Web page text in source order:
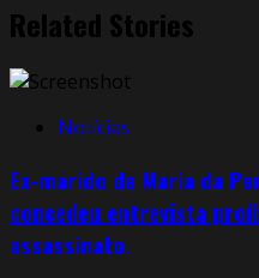
Related Stories
Notícias
Ex-marido de Maria da
concedeu entrevista
assassinato.